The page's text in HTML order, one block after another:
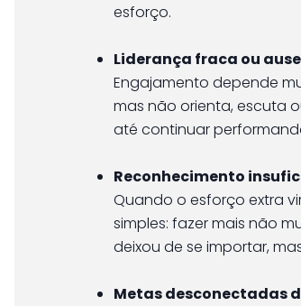
esforço.
Liderança fraca ou
Engajamento depende
mas não orienta, escuta
até continuar
Reconhecimento
Quando o esforço extra
simples: fazer mais não
deixou de se importar,
Metas desconectadas